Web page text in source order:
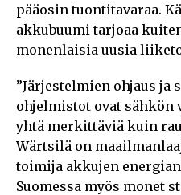
pääosin tuontitavaraa.
akkubuumi tarjoaa
monenlaisia uusia
”Järjestelmien ohjaus
ohjelmistot ovat sähkön
yhtä merkittäviä kuin
Wärtsilä on
toimija akkujen
Suomessa myös monet